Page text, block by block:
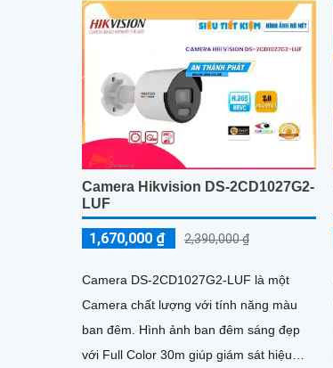
chất lượng, rõ nét
Camera Hikvision DS-2CD1027G2-
LUF
1,670,000 ₫ 2,390,000 ₫
Camera DS-2CD1027G2-LUF là một
Camera chất lượng với tính năng màu
ban đêm. Hình ảnh ban đêm sáng đẹp
với Full Color 30m giúp giám sát hiệu